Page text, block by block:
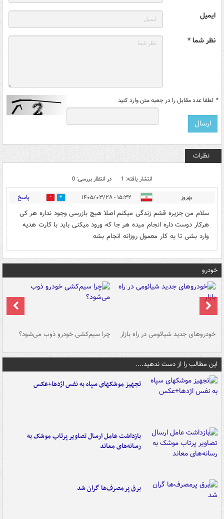
ایمیل
نظر شما *
* لطفا عدد مقابل را در جعبه متن وارد کنید
نظرات
انتشار یافته: 1 در انتظار بررسی: 0
بهروز ۱۵:۳۲ - ۱۴۰۵/۰۳/۲۸ 0 پاسخ
سلام من جزیره قشم زندگی میکنم اصلا هیچ بازرسی وجود نداره هر کی
هرکار دوست داره انجام میده هر جا که ورود میکنی باید با کارت هدیه
وارد بشی تا یه کار معمول روزانه انجام بشه
خودرو
خودروهای جدید شیائومی در راه بازار چرا سیم‌کشی خودرو ذوب می‌شود؟
این مطالب را از دست ندهید....
تجهیز موشکهای سپاه به نفس اژدها+عکس
بازداشت عامل ارسال تصاویر پرتاب موشک به
رسانه‌های معاند
برق پرمصرف‌ها گران شد